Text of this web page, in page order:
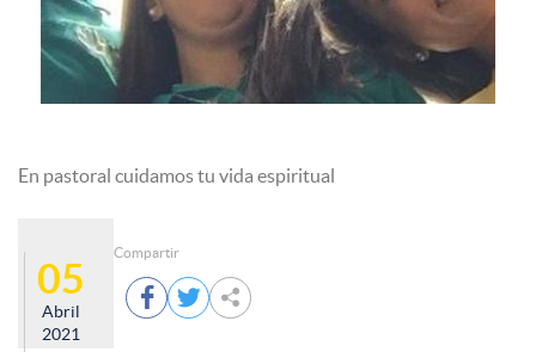
En pastoral cuidamos tu vida espiritual
05
Abril
2021
Compartir
  